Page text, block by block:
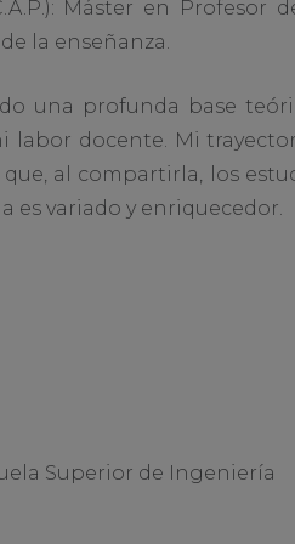
Máster en Profesor
la enseñanza.
una profunda base
docente. Mi
al compartirla, los
es variado y enriquecedor.
Superior de Ingeniería